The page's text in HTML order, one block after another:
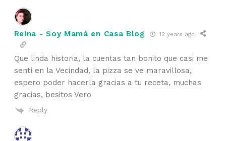
Reina - Soy Mamá en Casa Blog 12 years ago
Que linda historia, la cuentas tan bonito que casi me
sentí en la Vecindad, la pizza se ve maravillosa,
espero poder hacerla gracias a tu receta, muchas
gracias, besitos Vero
Reply